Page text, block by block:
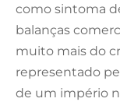
como sintoma
balanças
muito mais do
representado
de um império